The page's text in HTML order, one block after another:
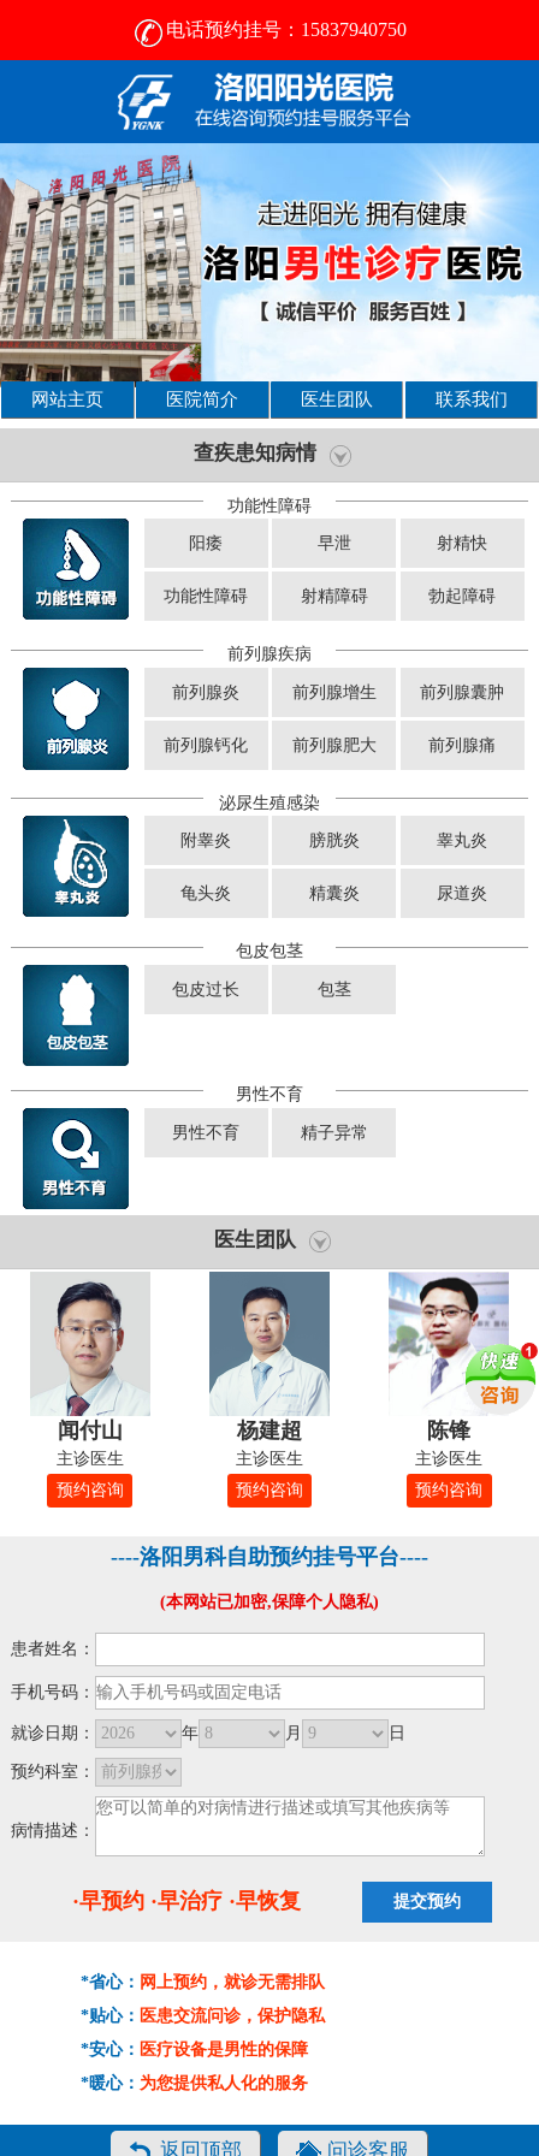
电话预约挂号：15837940750
网站主页 医院简介 医生团队 联系我们
查疾患知病情
功能性障碍
阳痿 早泄 射精快
功能性障碍 射精障碍 勃起障碍
前列腺疾病
前列腺炎 前列腺增生 前列腺囊肿
前列腺钙化 前列腺肥大 前列腺痛
泌尿生殖感染
附睾炎 膀胱炎 睾丸炎
龟头炎 精囊炎 尿道炎
包皮包茎
包皮过长 包茎
男性不育
男性不育 精子异常
医生团队
闻付山
主诊医生
预约咨询
杨建超
主诊医生
预约咨询
陈锋
主诊医生
预约咨询
----洛阳男科自助预约挂号平台----
(本网站已加密,保障个人隐私)
患者姓名：
手机号码：
就诊日期： 年 月 日
预约科室：
病情描述：
·早预约 ·早治疗 ·早恢复
*省心： 网上预约，就诊无需排队
*贴心： 医患交流问诊，保护隐私
*安心： 医疗设备是男性的保障
*暖心： 为您提供私人化的服务
返回顶部 问诊客服